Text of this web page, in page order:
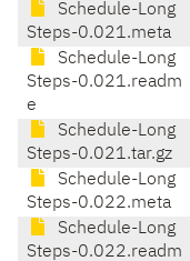
Schedule-Long
Steps-0.021.meta
Schedule-Long
Steps-0.021.readm
e
Schedule-Long
Steps-0.021.tar.gz
Schedule-Long
Steps-0.022.meta
Schedule-Long
Steps-0.022.readm